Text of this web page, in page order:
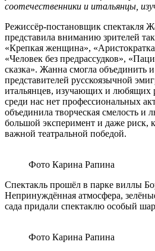
соотечественники и итальянцы,
Режиссёр-постановщик спектакля
представила вниманию зрителей
«Крепкая женщина»,
«Человек без предрассудков»,
сказка». Жанна смогла объединить
представителей русскоязычной
итальянцев, изучающих и любящих
среди нас нет профессиональных
объединила творческая смелость и
большой эксперимент и даже риск,
важной театральной победой.
Фото Карина Рапина
Спектакль прошёл в парке виллы
Непринуждённая атмосфера,
сада придали спектаклю особый
Фото Карина Рапина